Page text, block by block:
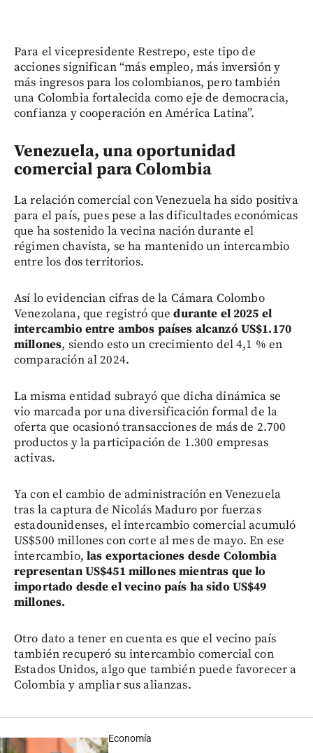
Para el vicepresidente Restrepo, este tipo de
acciones significan “más empleo, más inversión y
más ingresos para los colombianos, pero también
una Colombia fortalecida como eje de democracia,
confianza y cooperación en América Latina”.
Venezuela, una oportunidad
comercial para Colombia
La relación comercial con Venezuela ha sido positiva
para el país, pues pese a las dificultades económicas
que ha sostenido la vecina nación durante el
régimen chavista, se ha mantenido un intercambio
entre los dos territorios.
Así lo evidencian cifras de la Cámara Colombo
Venezolana, que registró quedurante el 2025 el
intercambio entre ambos países alcanzó US$1.170
millones, siendo esto un crecimiento del 4,1 % en
comparación al 2024.
La misma entidad subrayó que dicha dinámica se
vio marcada por una diversificación formal de la
oferta que ocasionó transacciones de más de 2.700
productos y la participación de 1.300 empresas
activas.
Ya con el cambio de administración en Venezuela
tras la captura de Nicolás Maduro por fuerzas
estadounidenses, el intercambio comercial acumuló
US$500 millones con corte al mes de mayo. En ese
intercambio, las exportaciones desde Colombia
representan US$451 millones mientras que lo
importado desde el vecino país ha sido US$49
millones.
Otro dato a tener en cuenta es que el vecino país
también recuperó su intercambio comercial con
Estados Unidos, algo que también puede favorecer a
Colombia y ampliar sus alianzas.
Economía